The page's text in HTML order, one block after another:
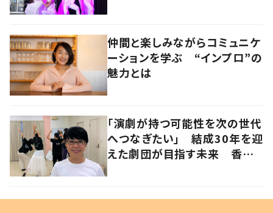
仲間と楽しみながらコミュニケ
ーションを学ぶ “インプロ”の
魅力とは
「演劇が持つ可能性を次の世代
へつなぎたい」 結成30年を迎
えた劇団が目指す未来 香川・